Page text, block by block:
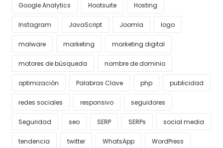
Google Analytics Hootsuite Hosting
Instagram JavaScript Joomla logo
malware marketing marketing digital
motores de búsqueda nombre de dominio
optimización Palabras Clave php publicidad
redes sociales responsivo seguidores
Seguridad seo SERP SERPs social media
tendencia twitter WhatsApp WordPress